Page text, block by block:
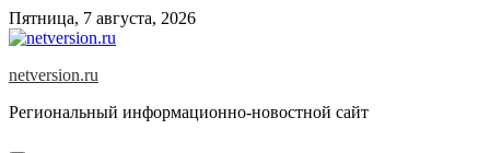
Skip
to
Пятница, 7 августа, 2026
netversion.ru
Региональный информационно-новостной сайт